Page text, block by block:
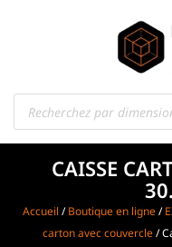
CAISSE
Accueil /Boutique en ligne/
carton avec couvercle/